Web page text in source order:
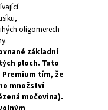
oligomerech
základní
ploch. Tato
Premium tím, že
množství
močovina).